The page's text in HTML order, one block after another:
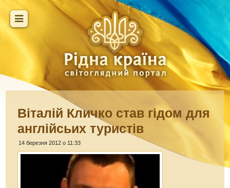
Віталій Кличко став гідом для
англійсьих туристів
14 березня 2012 о 11:33